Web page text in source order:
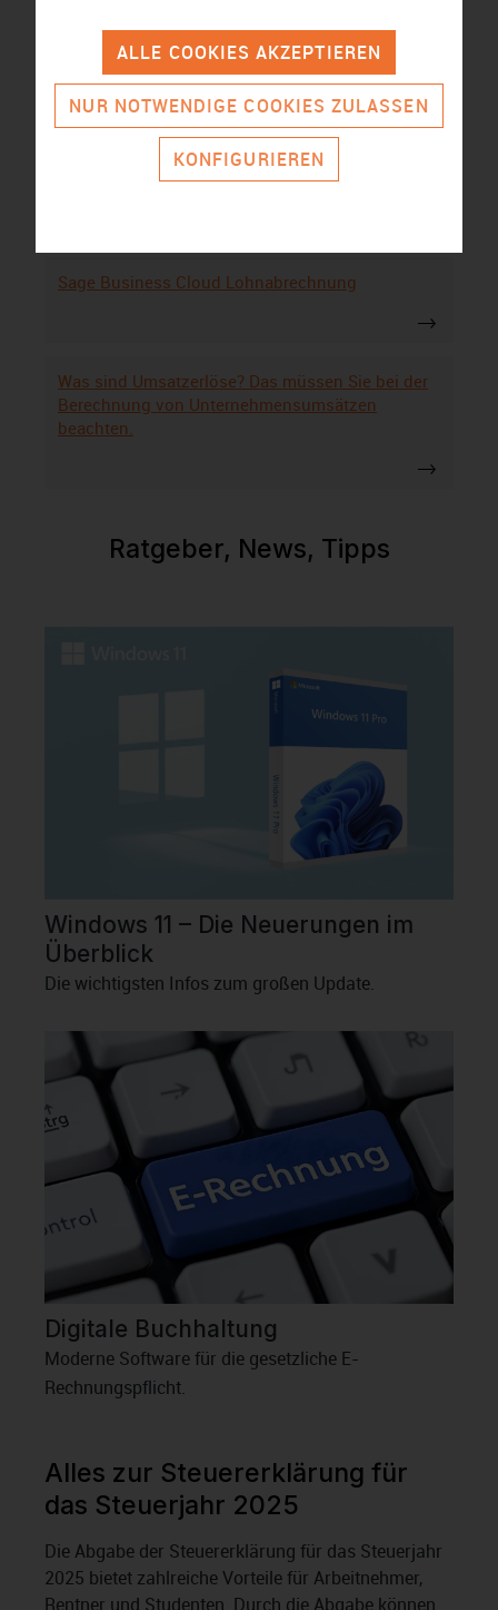
Vergleich für Buchhaltungssoftware
WISO Mein Büro Alternativen
Sage Business Cloud Lohnabrechnung
Was sind Umsatzerlöse? Das müssen Sie bei der
Berechnung von Unternehmensumsätzen
beachten.
Ratgeber, News, Tipps
Windows 11 – Die Neuerungen im
Überblick
Die wichtigsten Infos zum großen Update.
Digitale Buchhaltung
Moderne Software für die gesetzliche E-
Rechnungspflicht.
Alles zur Steuererklärung für
das Steuerjahr 2025
Die Abgabe der Steuererklärung für das Steuerjahr
2025 bietet zahlreiche Vorteile für Arbeitnehmer,
Rentner und Studenten. Durch die Abgabe können
NUR NOTWENDIGE COOKIES ZULASSEN
KONFIGURIEREN
ALLE COOKIES AKZEPTIEREN